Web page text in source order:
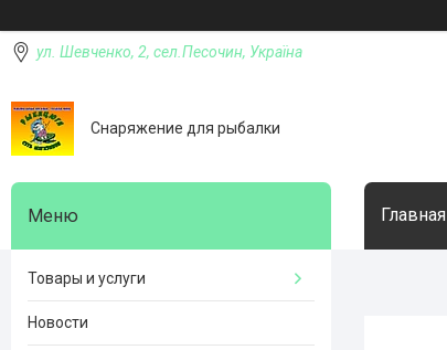
ул. Шевченко, 2, сел.Песочин, Україна
Снаряжение для рыбалки
Главная
Товары и услуги
Новости